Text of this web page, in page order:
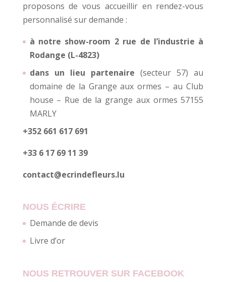
proposons de vous accueillir en rendez-vous
personnalisé sur demande :
à notre show-room 2 rue de l’industrie à
Rodange (L-4823)
dans un lieu partenaire (secteur 57) au
domaine de la Grange aux ormes – au Club
house – Rue de la grange aux ormes 57155
MARLY
+352 661 617 691
+33 6 17 69 11 39
contact@ecrindefleurs.lu
NOUS ÉCRIRE
Demande de devis
Livre d’or
NOUS RETROUVER SUR FACEBOOK